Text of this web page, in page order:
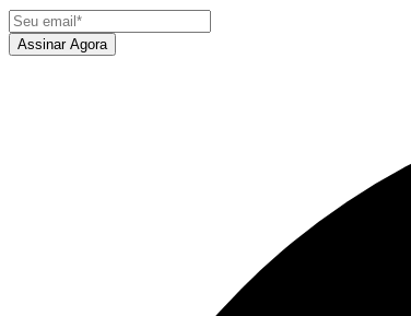
Assinar Agora